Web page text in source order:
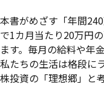
本書がめざす「年間
で1カ月当たり20万円
ます。毎月の給料や年
私たちの生活は格段に
株投資の「理想郷」と